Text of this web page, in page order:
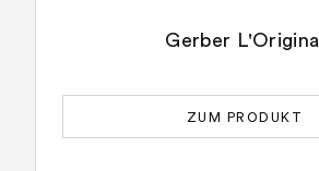
Gerber L'Original
ZUM PRODUKT